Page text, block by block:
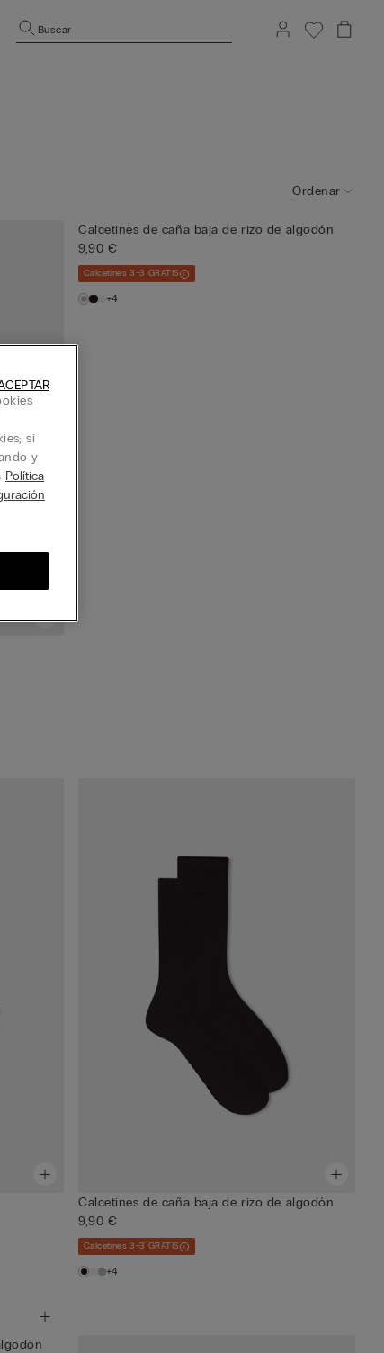
Buscar
Ordenar
Calcetines de caña baja de rizo de algodón
9,90 €
Calcetines 3+3 GRATIS
+4
Calcetines de caña baja de rizo de algodón
9,90 €
Calcetines 3+3 GRATIS
+4
si
y
Política